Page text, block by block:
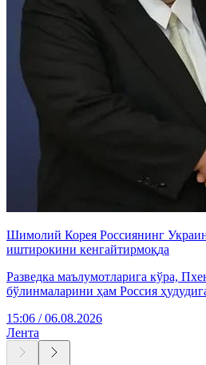
Шимолий Корея Россиянинг
иштирокини кенгайтирмоқда
Разведка маълумотларига кўра,
бўлинмаларини ҳам Россия
15:06 / 06.08.2026
Лента